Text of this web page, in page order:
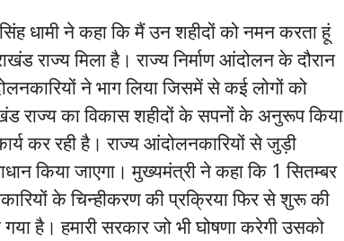
धामी ने कहा कि मैं उन शहीदों को नमन करता हूं
राज्य मिला है। राज्य निर्माण आंदोलन के दौरान
ने भाग लिया जिसमें से कई लोगों को
राज्य का विकास शहीदों के सपनों के अनुरूप किया
कर रही है। राज्य आंदोलनकारियों से जुड़ी
किया जाएगा। मुख्यमंत्री ने कहा कि 1 सितम्बर
के चिन्हीकरण की प्रक्रिया फिर से शुरू की
है। हमारी सरकार जो भी घोषणा करेगी उसको